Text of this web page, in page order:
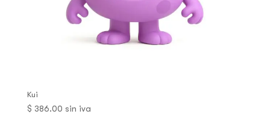
Kui
$ 386.00 sin iva